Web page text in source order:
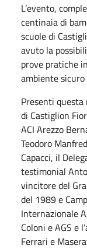
L’evento,
centinaia di
scuole di
avuto la
prove pratiche
ambiente
Presenti
di Castiglion
ACI Arezzo
Teodoro
Capacci, il
testimonial
vincitore del
del 1989 e
Internazionale
Coloni e AGS e
Ferrari e